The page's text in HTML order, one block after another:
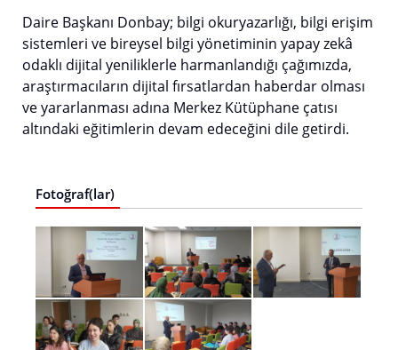
Daire Başkanı Donbay; bilgi okuryazarlığı, bilgi erişim
sistemleri ve bireysel bilgi yönetiminin yapay zekâ
odaklı dijital yeniliklerle harmanlandığı çağımızda,
araştırmacıların dijital fırsatlardan haberdar olması
ve yararlanması adına Merkez Kütüphane çatısı
altındaki eğitimlerin devam edeceğini dile getirdi.
Fotoğraf(lar)